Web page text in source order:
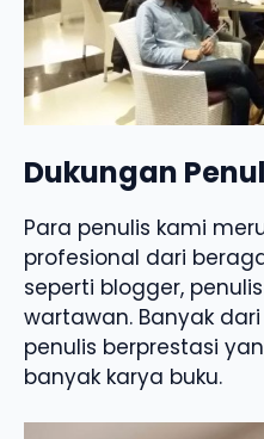
Dukungan
Para penulis kami
profesional dari
seperti blogger,
wartawan. Banyak
penulis berprestasi
banyak karya buku.